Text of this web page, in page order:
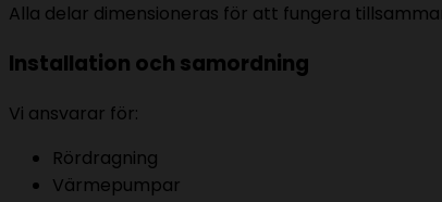
Alla delar dimensioneras för att fungera
Installation och samordning
Vi ansvarar för:
Rördragning
Värmepumpar